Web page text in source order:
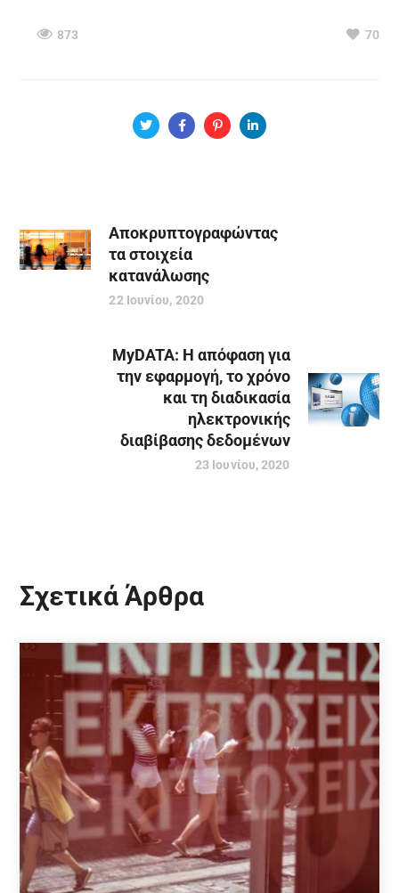
873 70
Αποκρυπτογραφώντας
τα στοιχεία
κατανάλωσης
22 Ιουνίου, 2020
MyDATA: Η απόφαση για
την εφαρμογή, το χρόνο
και τη διαδικασία
ηλεκτρονικής
διαβίβασης δεδομένων
23 Ιουνίου, 2020
Σχετικά Άρθρα